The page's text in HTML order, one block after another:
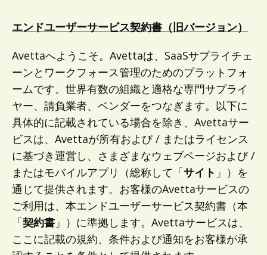
エンドユーザーサービス契約書（旧バージョン）
Avettaへようこそ。Avettaは、SaaSサプライチェ
ーンとワークフォース管理のためのプラットフォ
ームです。世界有数の組織と適格な専門サプライ
ヤー、請負業者、ベンダーをつなぎます。以下に
具体的に記載されている場合を除き、Avettaサー
ビスは、Avettaが所有および / またはライセンス
に基づき運営し、さまざまなウェブページおよび /
またはモバイルアプリ（総称して「サイト 」）を
通じて提供されます。お客様のAvettaサービスの
ご利用は、本エンドユーザーサービス契約書（本
「契約書 」）に準拠します。Avettaサービスは、
ここに記載の規約、条件および通知をお客様が承